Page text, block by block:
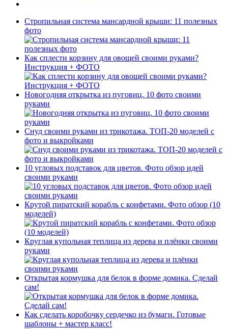
Стропильная система мансардной крыши: 11 полезных
фото
Как сплести корзину для овощей своими руками?
Инструкция + ФОТО
Новогодняя открытка из пуговиц. 10 фото своими
руками
Снуд своими руками из трикотажа. ТОП-20 моделей с
фото и выкройками
10 угловых подставок для цветов. Фото обзор идей
своими руками
Крутой пиратский корабль с конфетами. Фото обзор (10
моделей)
Круглая купольная теплица из дерева и плёнки своими
руками
Открытая кормушка для белок в форме домика. Сделай
сам!
Как сделать коробочку сердечко из бумаги. Готовые
шаблоны + мастер класс!